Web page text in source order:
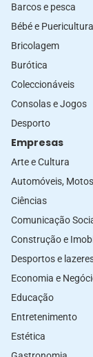
Barcos e pesca
Bébé e Puericultura
Bricolagem
Burótica
Coleccionáveis
Consolas e Jogos
Desporto
Empresas
Arte e Cultura
Automóveis,
Ciências
Comunicação
Construção e
Desportos e
Economia e
Educação
Entretenimento
Estética